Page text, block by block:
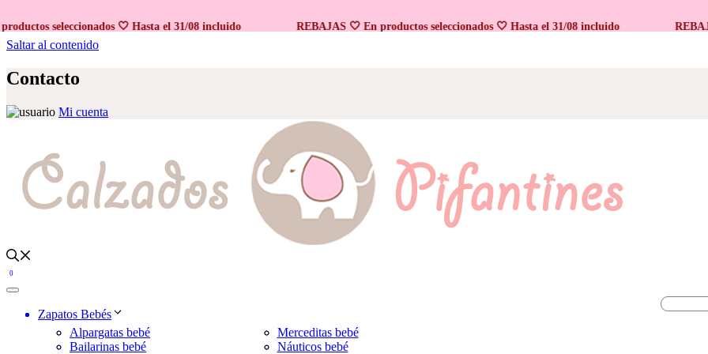
seleccionados 🤍 Hasta el 31/08 incluido REBAJAS 🤍 En productos seleccionados 🤍 Hasta el 31/08 incluido
Saltar al contenido
Contacto
Mi cuenta
0
Zapatos Bebés
Alpargatas bebé
Bailarinas bebé
Merceditas bebé
Náuticos bebé